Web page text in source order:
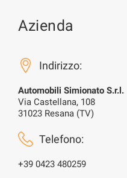
Azienda
Indirizzo:
Automobili Simionato S.r.l.
Via Castellana, 108
31023 Resana (TV)
Telefono:
+39 0423 480259